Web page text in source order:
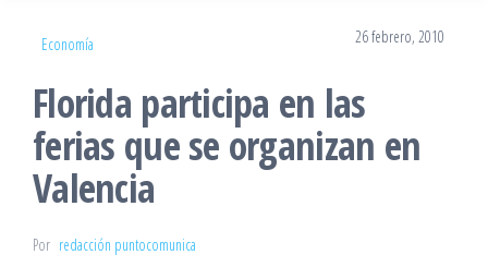
Economía 26 febrero, 2010
Florida participa en las
ferias que se organizan en
Valencia
Por redacción puntocomunica